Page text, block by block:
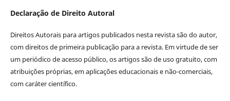
Declaração de Direito Autoral
Direitos Autorais para artigos publicados nesta revista são do autor,
com direitos de primeira publicação para a revista. Em virtude de ser
um periódico de acesso público, os artigos são de uso gratuito, com
atribuições próprias, em aplicações educacionais e não-comerciais,
com caráter científico.